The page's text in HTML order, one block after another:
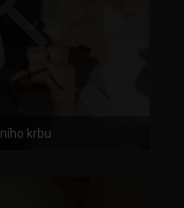
krbu